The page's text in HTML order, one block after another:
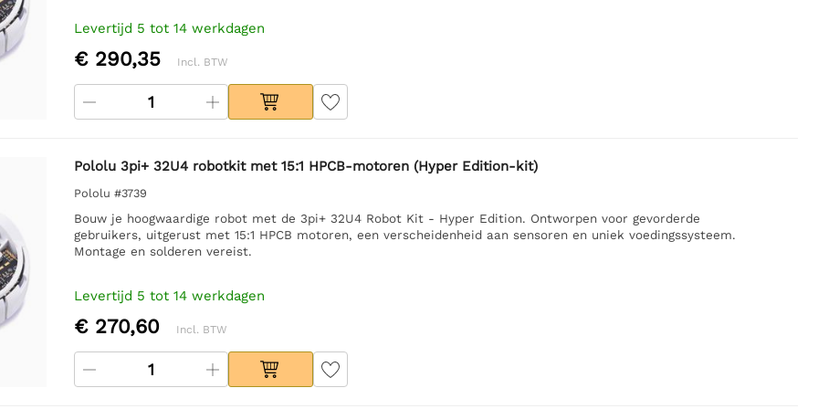
Levertijd 5 tot 14 werkdagen
€ 290,35 Incl. BTW
Pololu 3pi+ 32U4 robotkit met 15:1 HPCB-motoren (Hyper Edition-kit)
Pololu #3739
Bouw je hoogwaardige robot met de 3pi+ 32U4 Robot Kit - Hyper Edition. Ontworpen voor gevorderde
gebruikers, uitgerust met 15:1 HPCB motoren, een verscheidenheid aan sensoren en uniek voedingssysteem.
Montage en solderen vereist.
Levertijd 5 tot 14 werkdagen
€ 270,60 Incl. BTW